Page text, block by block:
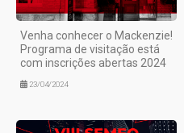
Venha conhecer o Mackenzie!
Programa de visitação está
com inscrições abertas 2024
23/04/2024